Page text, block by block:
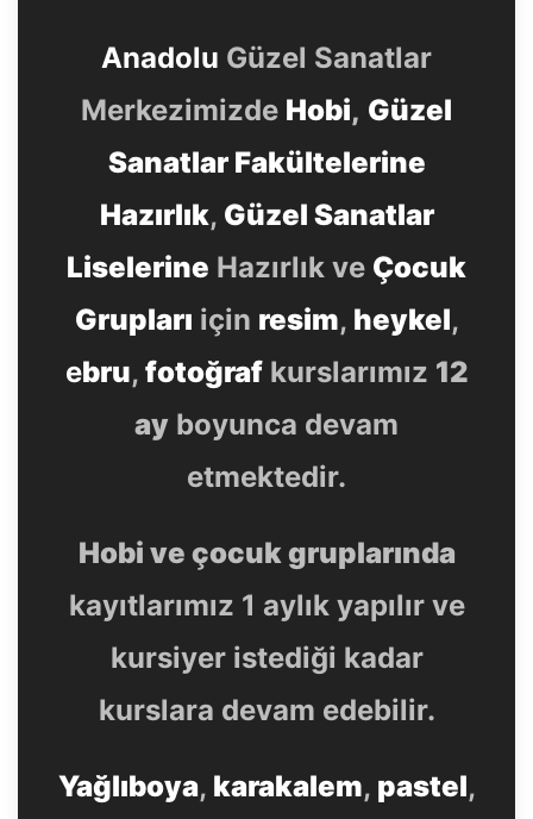
Anadolu Güzel Sanatlar
Merkezimizde Hobi, Güzel
Sanatlar Fakültelerine
Hazırlık, Güzel Sanatlar
Liselerine Hazırlık ve Çocuk
Grupları için resim, heykel,
ebru, fotoğrafkurslarımız 12
ay boyunca devam
etmektedir.
Hobi ve çocuk gruplarında
kayıtlarımız 1 aylık yapılır ve
kursiyer istediği kadar
kurslara devam edebilir.
Yağlıboya, karakalem, pastel,